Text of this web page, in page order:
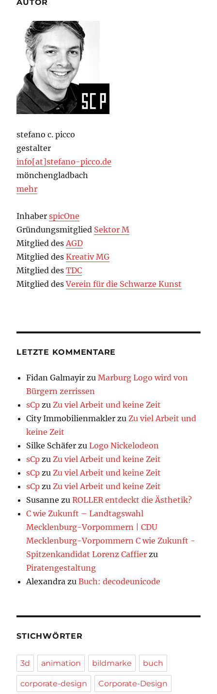
AUTOR
stefano c. picco
gestalter
info[at]stefano-picco.de
mönchengladbach
mehr
InhaberspicOne
Gründungsmitglied Sektor M
Mitglied desAGD
Mitglied desKreativ MG
Mitglied desTDC
Mitglied desVerein für die Schwarze Kunst
LETZTE KOMMENTARE
Fidan Galmayir zuMarburg Logo wird von
Bürgern zerrissen
sCp zuZu viel Arbeit und keine Zeit
City Immobilienmakler zuZu viel Arbeit und
keine Zeit
Silke Schäfer zuLogo Nickelodeon
sCp zuZu viel Arbeit und keine Zeit
sCp zuZu viel Arbeit und keine Zeit
sCp zuZu viel Arbeit und keine Zeit
Susanne zuROLLER entdeckt die Ästhetik?
C wie Zukunft – Landtagswahl
Mecklenburg-Vorpommern | CDU
Mecklenburg-Vorpommern C wie Zukunft -
Spitzenkandidat Lorenz Caffier zu
Piratengestaltung
Alexandra zuBuch: decodeunicode
STICHWÖRTER
3d animation bildmarke buch
corporate-design Corporate-Design